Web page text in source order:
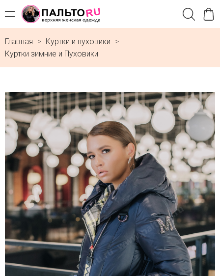
Главная
Куртки и пуховики
Куртки зимние и Пуховики